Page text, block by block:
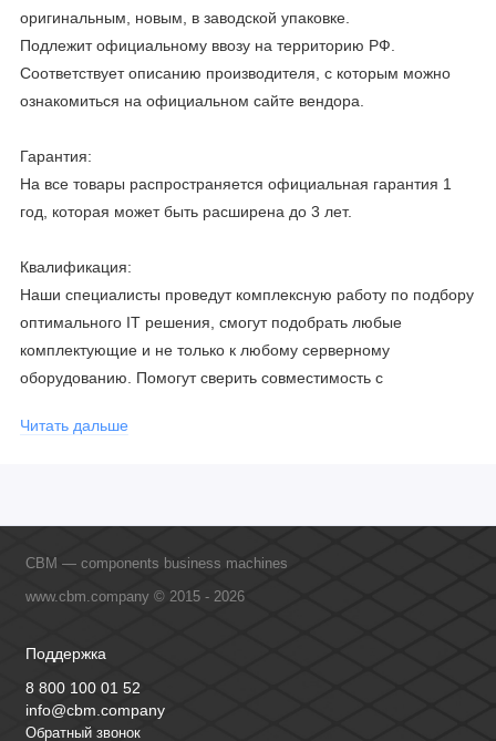
оригинальным, новым, в заводской упаковке.
Подлежит официальному ввозу на территорию РФ.
Соответствует описанию производителя, с которым можно
ознакомиться на официальном сайте вендора.
Гарантия:
На все товары распространяется официальная гарантия 1
год, которая может быть расширена до 3 лет.
Квалификация:
Наши специалисты проведут комплексную работу по подбору
оптимального IT решения, смогут подобрать любые
комплектующие и не только к любому серверному
оборудованию. Помогут сверить совместимость с
официальными производителями и проводим регулярное
Читать дальше
CBM — components business machines
www.cbm.company © 2015 - 2026
Поддержка
8 800 100 01 52
info@cbm.company
Обратный звонок